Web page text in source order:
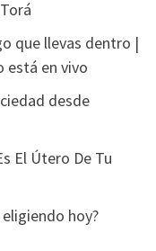
que llevas dentro |
está en vivo
desde
El Útero De Tu
hoy?